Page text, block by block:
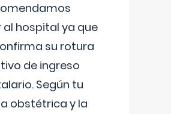
al hospital ya que
su rotura
de ingreso
Según tu
obstétrica y la